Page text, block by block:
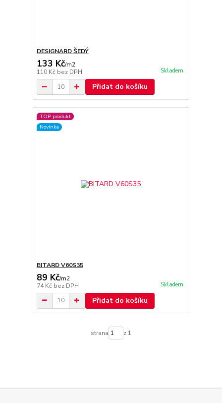
DESIGNARD ŠEDÝ
133 Kč/m2
110 Kč bez DPH Skladem
Přidat do košíku
TOP produkt
Novinka
BITARD V60S35
89 Kč/m2
74 Kč bez DPH Skladem
Přidat do košíku
strana z 1